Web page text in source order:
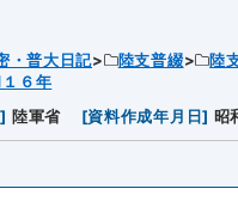
・普大日記 陸支普綴
陸
６年
] 陸軍省 [資料作成年月日] 昭